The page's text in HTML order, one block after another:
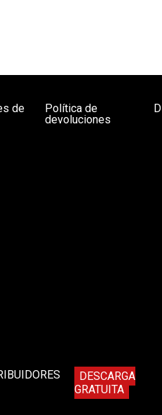
de
Política de
devoluciones
DESCARGA
GRATUITA